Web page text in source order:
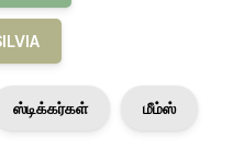
ஸ்டிக்கர்கள் மீம்ஸ்